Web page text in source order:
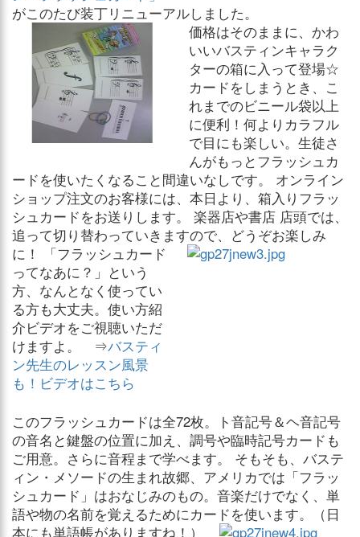
がこのたび装丁リニューアルしました。
価格はそのままに、かわ
いいバスティンキャラク
ターの箱に入って登場☆
カードをしまうとき、こ
れまでのビニール袋以上
に便利！何よりカラフル
で目にも楽しい。生徒さ
んがもっとフラッシュカ
ードを使いたくなること間違いなしです。 オンライン
ショップ注文のお客様には、本日より、箱入りフラッ
シュカードをお送りします。 楽器店や書店 店頭では、
追って切り替わっていきますので、どうぞお楽しみ
に！
「フラッシュカード
ってなあに？」という
方、なんとなく使ってい
る方も大丈夫。使い方紹
介ビデオをご視聴いただ
けますよ。 ⇒バスティ
ン先生のレッスン風景
も！ビデオはこちら
このフラッシュカードは全72枚。ト音記号＆ヘ音記号
の音名と鍵盤の位置に加え、調号や臨時記号カードも
ご用意。さらに音程まで学べます。 そもそも、バステ
ィン・メソードの生まれ故郷、アメリカでは「フラッ
シュカード」はおなじみのもの。音楽だけでなく、単
語や物の名前を覚えるためにカードを使います。（日
本にも単語帳がありますね！）